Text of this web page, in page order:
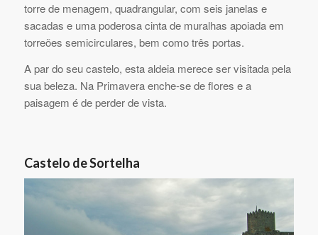
torre de menagem, quadrangular, com seis janelas e
sacadas e uma poderosa cinta de muralhas apoiada em
torreões semicirculares, bem como três portas.
A par do seu castelo, esta aldeia merece ser visitada pela
sua beleza. Na Primavera enche-se de flores e a
paisagem é de perder de vista.
Castelo de Sortelha